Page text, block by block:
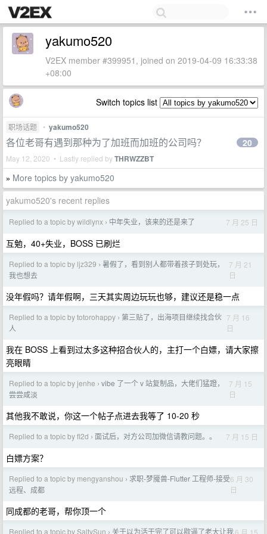
yakumo520
V2EX member #399951, joined on 2019-04-09 16:33:38
+08:00
Switch topics list
职场话题 • yakumo520
各位老哥有遇到那种为了加班而加班的公司吗？
May 12, 2020 • Lastly replied byTHRWZZBT
20
» More topics by yakumo520
yakumo520's recent replies
Replied to a topic by wildlynx › 中年失业，该来的还是来了 7 月 25 日
互勉，40+失业，BOSS 已刷烂
Replied to a topic by ljz329 › 暑假了，看到别人都带着孩子到处玩，
我也想去
7 月 21
日
没年假吗？请年假啊，三天其实周边玩玩也够，建议还是稳一点
Replied to a topic by totorohappy › 第三贴了，出海项目继续找合伙
人
7 月 16
日
我在 BOSS 上看到过太多这种招合伙人的，主打一个白嫖，请大家擦
亮眼睛
Replied to a topic by jenhe › vibe 了一个 v 站复制品，大佬们猛蹬，
尝尝咸淡
7 月 15
日
其他我不敢说，你这一个帖子点进去我等了 10-20 秒
Replied to a topic by fl2d › 面试后，对方公司加微信请教问题。。 7 月 15 日
白嫖方案？
Replied to a topic by mengyanshou › 求职-梦魇兽-Flutter 工程师-接受
远程、成都
6 月 30
日
同成都的老哥，帮你顶一个
Replied to a topic by SaltySun › 关于以为活干完了可以歇逼了老大让我6 月 15